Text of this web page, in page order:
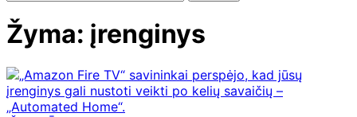
Žyma: įrenginys